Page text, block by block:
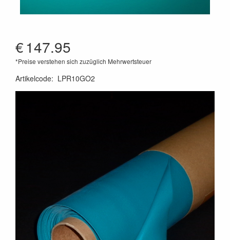
€147.95
*Preise verstehen sich zuzüglich Mehrwertsteuer
Artikelcode: LPR10GO2